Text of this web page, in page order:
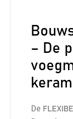
– De
De